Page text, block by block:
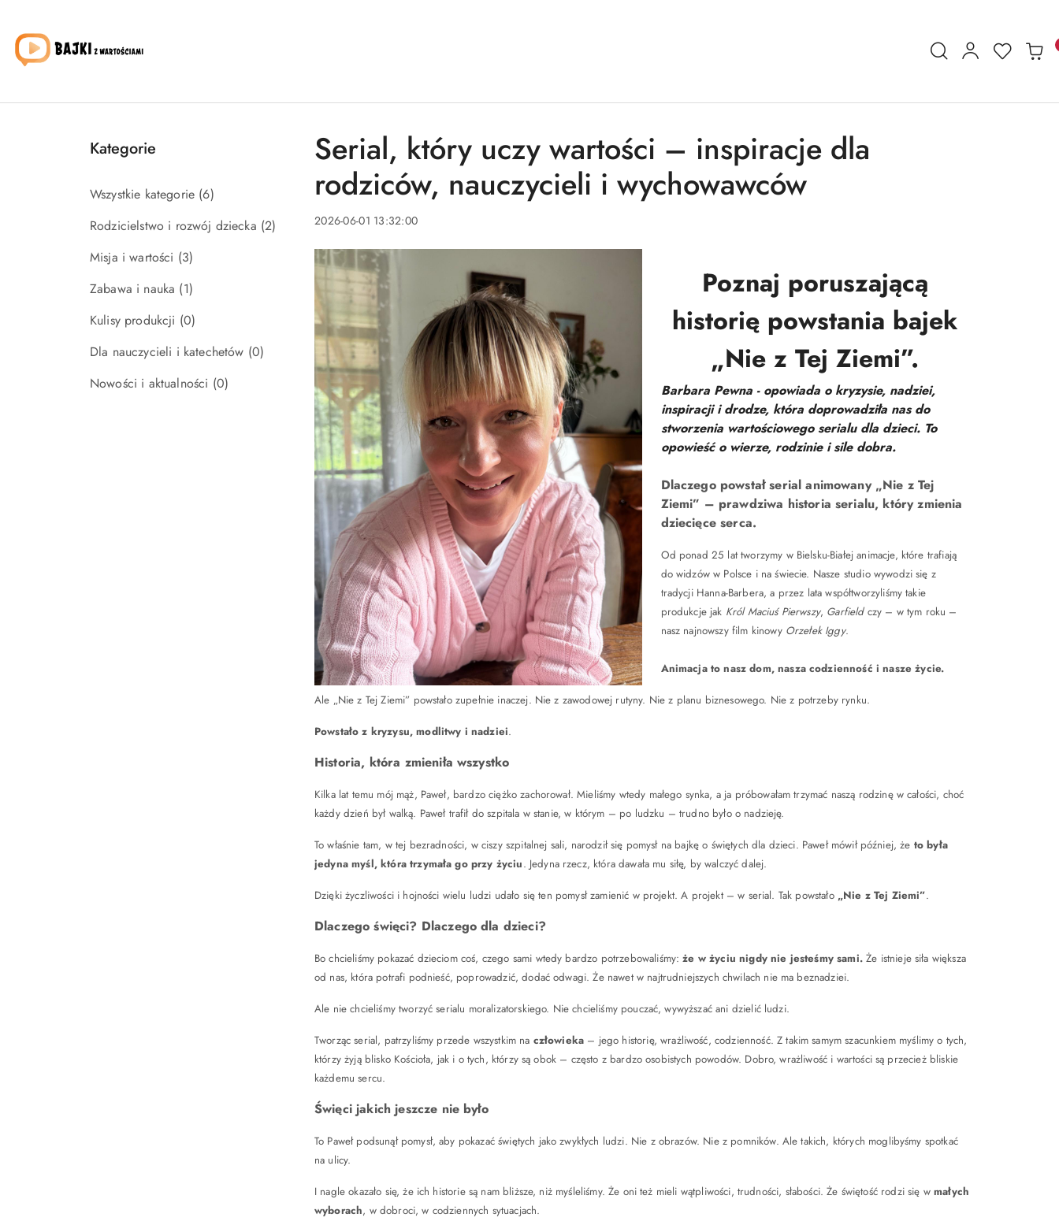
Kategorie
Wszystkie kategorie (6)
Rodzicielstwo i rozwój dziecka (2)
Misja i wartości (3)
Zabawa i nauka (1)
Kulisy produkcji (0)
Dla nauczycieli i katechetów (0)
Nowości i aktualności (0)
Serial, który uczy wartości – inspiracje dla
rodziców, nauczycieli i wychowawców
2026-06-01 13:32:00
Poznaj poruszającą
historię powstania bajek
„Nie z Tej Ziemi”.
Barbara Pewna - opowiada o kryzysie, nadziei,
inspiracji i drodze, która doprowadziła nas do
stworzenia wartościowego serialu dla dzieci. To
opowieść o wierze, rodzinie i sile dobra.
Dlaczego powstał serial animowany „Nie z Tej
Ziemi” – prawdziwa historia serialu, który zmienia
dziecięce serca.
Od ponad 25 lat tworzymy w Bielsku-Białej animacje, które trafiają
do widzów w Polsce i na świecie. Nasze studio wywodzi się z
tradycji Hanna-Barbera, a przez lata współtworzyliśmy takie
produkcje jak Król Maciuś Pierwszy, Garfieldczy – w tym roku –
nasz najnowszy film kinowy Orzełek Iggy.
Animacja to nasz dom, nasza codzienność i nasze życie.
Ale „Nie z Tej Ziemi” powstało zupełnie inaczej. Nie z zawodowej rutyny. Nie z planu biznesowego. Nie z potrzeby rynku.
Powstało z kryzysu, modlitwy i nadziei.
Historia, która zmieniła wszystko
Kilka lat temu mój mąż, Paweł, bardzo ciężko zachorował. Mieliśmy wtedy małego synka, a ja próbowałam trzymać naszą rodzinę w całości, choć
każdy dzień był walką. Paweł trafił do szpitala w stanie, w którym – po ludzku – trudno było o nadzieję.
To właśnie tam, w tej bezradności, w ciszy szpitalnej sali, narodził się pomysł na bajkę o świętych dla dzieci. Paweł mówił później, że to była
jedyna myśl, która trzymała go przy życiu. Jedyna rzecz, która dawała mu siłę, by walczyć dalej.
Dzięki życzliwości i hojności wielu ludzi udało się ten pomysł zamienić w projekt. A projekt – w serial. Tak powstało „Nie z Tej Ziemi”.
Dlaczego święci? Dlaczego dla dzieci?
Bo chcieliśmy pokazać dzieciom coś, czego sami wtedy bardzo potrzebowaliśmy:że w życiu nigdy nie jesteśmy sami.Że istnieje siła większa
od nas, która potrafi podnieść, poprowadzić, dodać odwagi. Że nawet w najtrudniejszych chwilach nie ma beznadziei.
Ale nie chcieliśmy tworzyć serialu moralizatorskiego. Nie chcieliśmy pouczać, wywyższać ani dzielić ludzi.
Tworząc serial, patrzyliśmy przede wszystkim na człowieka – jego historię, wrażliwość, codzienność. Z takim samym szacunkiem myślimy o tych,
którzy żyją blisko Kościoła, jak i o tych, którzy są obok – często z bardzo osobistych powodów. Dobro, wrażliwość i wartości są przecież bliskie
każdemu sercu.
Święci jakich jeszcze nie było
To Paweł podsunął pomysł, aby pokazać świętych jako zwykłych ludzi. Nie z obrazów. Nie z pomników. Ale takich, których moglibyśmy spotkać
na ulicy.
I nagle okazało się, że ich historie są nam bliższe, niż myśleliśmy. Że oni też mieli wątpliwości, trudności, słabości. Że świętość rodzi się wmałych
wyborach, w dobroci, w codziennych sytuacjach.